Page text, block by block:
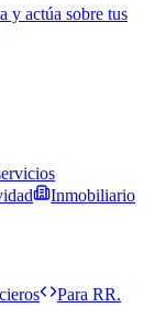
y actúa sobre tus
Inmobiliario
Para RR.